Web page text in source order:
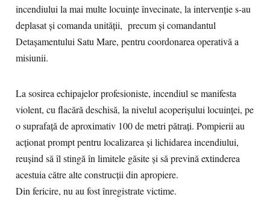
incendiului la mai multe locuințe învecinate, la intervenție s-au
deplasat și comanda unității, precum și comandantul
Detașamentului Satu Mare, pentru coordonarea operativă a
misiunii.
La sosirea echipajelor profesioniste, incendiul se manifesta
violent, cu flacără deschisă, la nivelul acoperișului locuinței, pe
o suprafață de aproximativ 100 de metri pătrați. Pompierii au
acționat prompt pentru localizarea și lichidarea incendiului,
reușind să îl stingă în limitele găsite și să prevină extinderea
acestuia către alte construcții din apropiere.
Din fericire, nu au fost înregistrate victime.